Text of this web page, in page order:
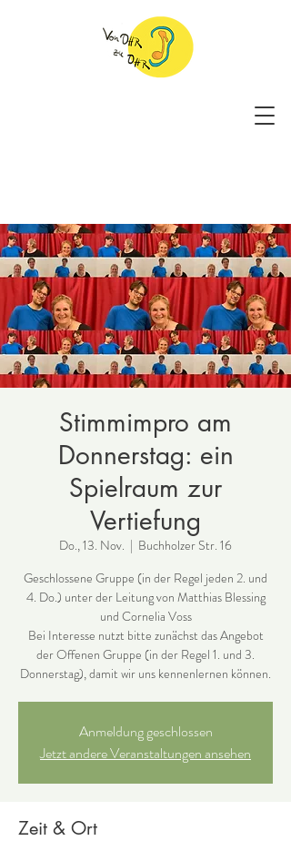
Stimmimpro am
Donnerstag: ein
Spielraum zur
Vertiefung
Do., 13. Nov.
  |
Buchholzer Str. 16
Geschlossene Gruppe (in der Regel jeden 2. und
4. Do.) unter der Leitung von Matthias Blessing
und Cornelia Voss
Bei Interesse nutzt bitte zunächst das Angebot
der Offenen Gruppe (in der Regel 1. und 3.
Donnerstag), damit wir uns kennenlernen können.
Anmeldung geschlossen
Jetzt andere Veranstaltungen ansehen
Zeit & Ort